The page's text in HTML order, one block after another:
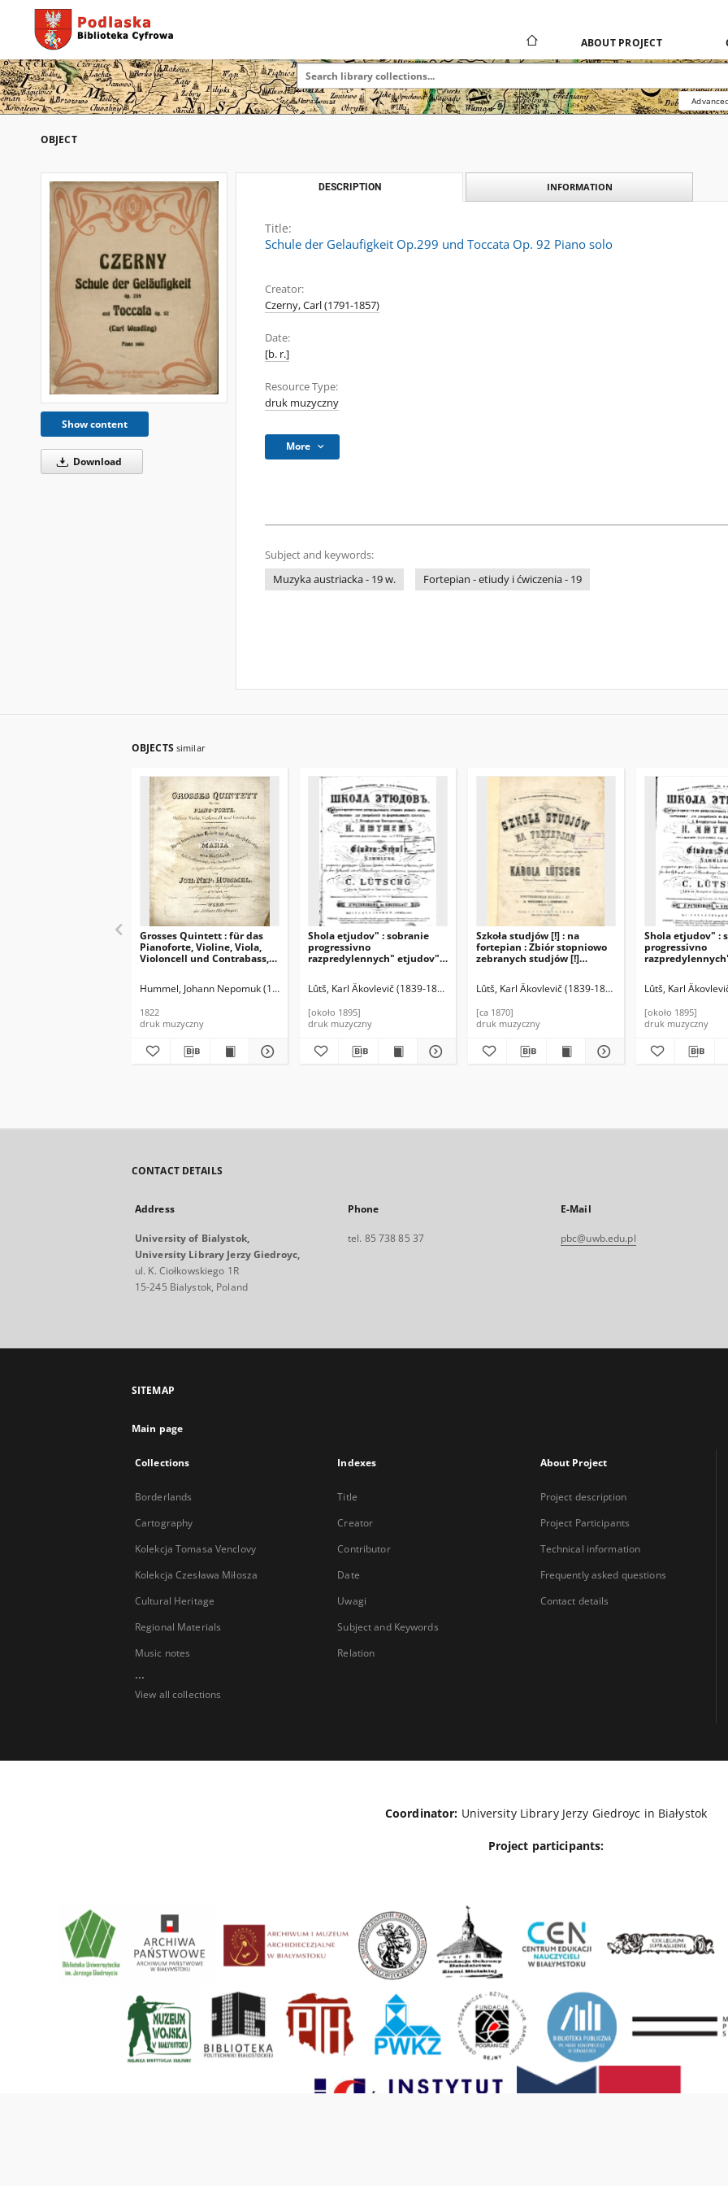
ABOUT PROJECT
OBJECT
Show content
Download
DESCRIPTION INFORMATION
Title:
Schule der Gelaufigkeit Op.299 und Toccata Op. 92 Piano solo
Creator:
Czerny, Carl (1791-1857)
Date:
[b. r.]
Resource Type:
druk muzyczny
More
Subject and keywords:
Muzyka austriacka - 19 w.
Fortepian - etiudy i ćwiczenia - 19
OBJECTS similar
Grosses Quintett : für das
Pianoforte, Violine, Viola,
Violoncell und Contrabass,
Hummel, Johann Nepomuk (1778-1873)
1822
druk muzyczny
Shola etjudov" : sobranie
progressivno
razpredylennych" etjudov"
sostavlennoe dlja
upotreblenija v"
Peterbugskoj Konservatorii.7
Lûtš, Karl Âkovlevič (1839-1899), Red. Czerny, Carl (1791-1857) Berens, Hermann Johann
[około 1895]
druk muzyczny
Szkoła studjów [!] : na
fortepian : Zbiór stopniowo
zebranych studjów [!]
dla Konserwatorium
St.Petersburskiego
Lûtš, Karl Âkovlevič (1839-1899), Red. Czerny, Carl
[ca 1870]
druk muzyczny
Shola etjudov" :
progressivno
sostavlennoe dlja
upotreblenija v"
Peterbugskoj
Z. 10
Lûtš, Karl
[około 1895]
druk muzyczny
CONTACT DETAILS
Address
University of Bialystok,
University Library Jerzy Giedroyc,
ul. K. Ciołkowskiego 1R
15-245 Bialystok, Poland
Phone
tel. 85 738 85 37
E-Mail
pbc@uwb.edu.pl
SITEMAP
Main page
Collections
Borderlands
Cartography
Kolekcja Tomasa Venclovy
Kolekcja Czesława Miłosza
Cultural Heritage
Regional Materials
Music notes
...
View all collections
Indexes
Title
Creator
Contributor
Date
Uwagi
Subject and Keywords
Relation
About Project
Project description
Project Participants
Technical information
Frequently asked questions
Contact details
Coordinator: University Library Jerzy Giedroyc in Białystok
Project participants: